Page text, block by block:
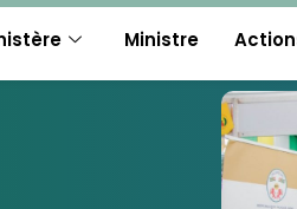
Ministre